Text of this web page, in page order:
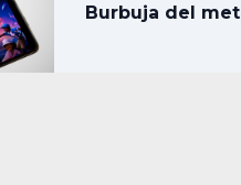
Burbuja del